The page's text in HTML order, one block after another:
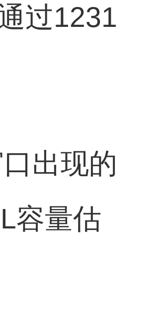
过1231
出现的
容量估